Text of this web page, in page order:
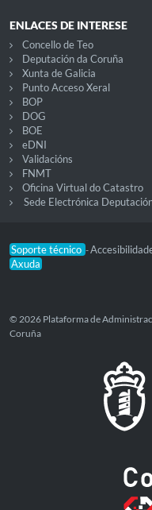
ENLACES DE INTERESE
Concello de Teo
Deputación da Coruña
Xunta de Galicia
Punto Acceso Xeral
BOP
DOG
BOE
eDNI
Validacións
FNMT
Oficina Virtual do Catastro
Sede Electrónica
Soporte técnico -
Axuda
© 2026 Plataforma de
Coruña